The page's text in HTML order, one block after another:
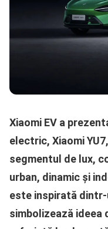
Xiaomi EV a
electric, Xiaomi
segmentul de lux,
urban, dinamic și
este inspirată
simbolizează ideea